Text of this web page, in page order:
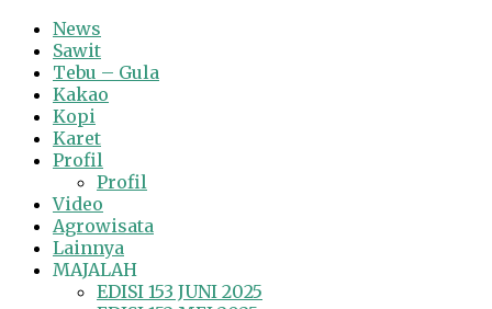
News
Sawit
Tebu – Gula
Kakao
Kopi
Karet
Profil
Profil
Video
Agrowisata
Lainnya
MAJALAH
EDISI 153 JUNI 2025